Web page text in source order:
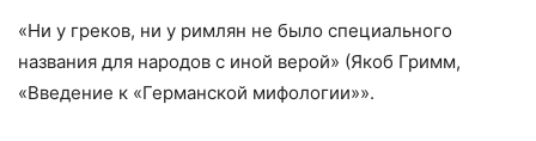
«Ни у греков, ни у римлян не было специального
названия для народов с иной верой» (Якоб Гримм,
«Введение к «Германской мифологии»».